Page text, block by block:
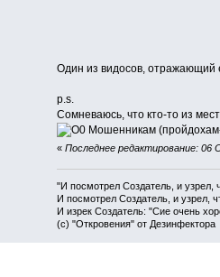
Один из видосов, отражающий
p.s.
Сомневаюсь, что кто-то из
Мошенникам (пройдохам-
« Последнее редактирование:
"И посмотрел Создатель, и узрел,
И посмотрел Создатель, и узрел,
И изрек Создатель: "Сие очень
(с) "Откровения" от Дезинфектора